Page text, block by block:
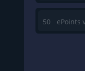
50 ePoints